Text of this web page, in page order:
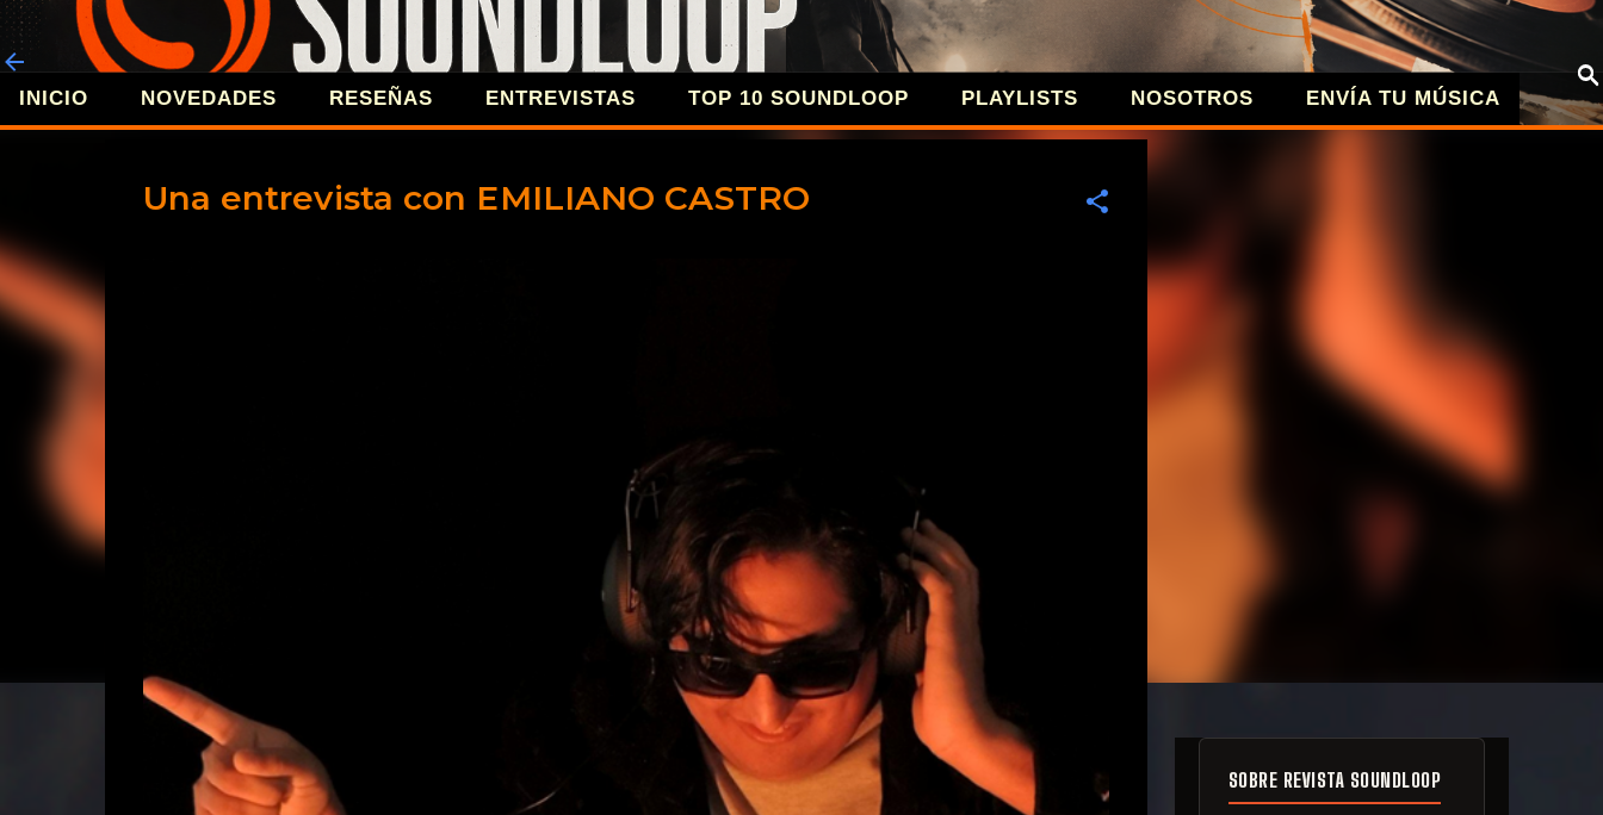
Ir al contenido principal
REVISTA SOUNDLOOP | MÚSICA
INICIO NOVEDADES RESEÑAS ENTREVISTAS TOP 10 SOUNDLOOP PLAYLISTS NOSOTROS ENVÍA TU MÚSICA
Una entrevista con EMILIANO CASTRO
SOBRE REVISTA SOUNDLOOP